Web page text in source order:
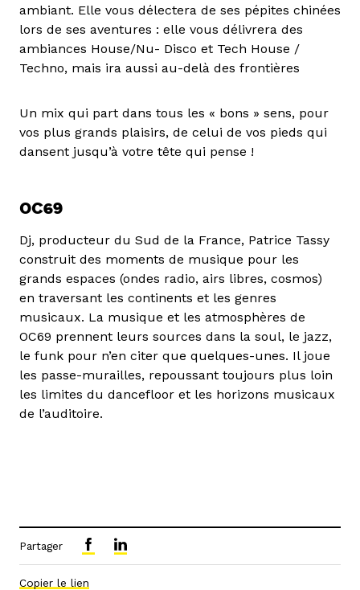
ambiant. Elle vous délectera de ses pépites chinées
lors de ses aventures : elle vous délivrera des
ambiances House/Nu- Disco et Tech House /
Techno, mais ira aussi au-delà des frontières
Un mix qui part dans tous les « bons » sens, pour
vos plus grands plaisirs, de celui de vos pieds qui
dansent jusqu’à votre tête qui pense !
OC69
Dj, producteur du Sud de la France, Patrice Tassy
construit des moments de musique pour les
grands espaces (ondes radio, airs libres, cosmos)
en traversant les continents et les genres
musicaux. La musique et les atmosphères de
OC69 prennent leurs sources dans la soul, le jazz,
le funk pour n’en citer que quelques-unes. Il joue
les passe-murailles, repoussant toujours plus loin
les limites du dancefloor et les horizons musicaux
de l’auditoire.
Partager
Copier le lien